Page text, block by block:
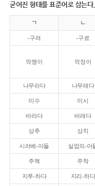
굳어진 형태를 표준어로 삼는
ㄱ ㄴ
-구려 -구료
깍쟁이 깍정이
나무라다 나무래다
미수 미시
바라다 바래다
상추 상치
시러베-아들 실업의-아
주책 주착
지루-하다 지리-하다